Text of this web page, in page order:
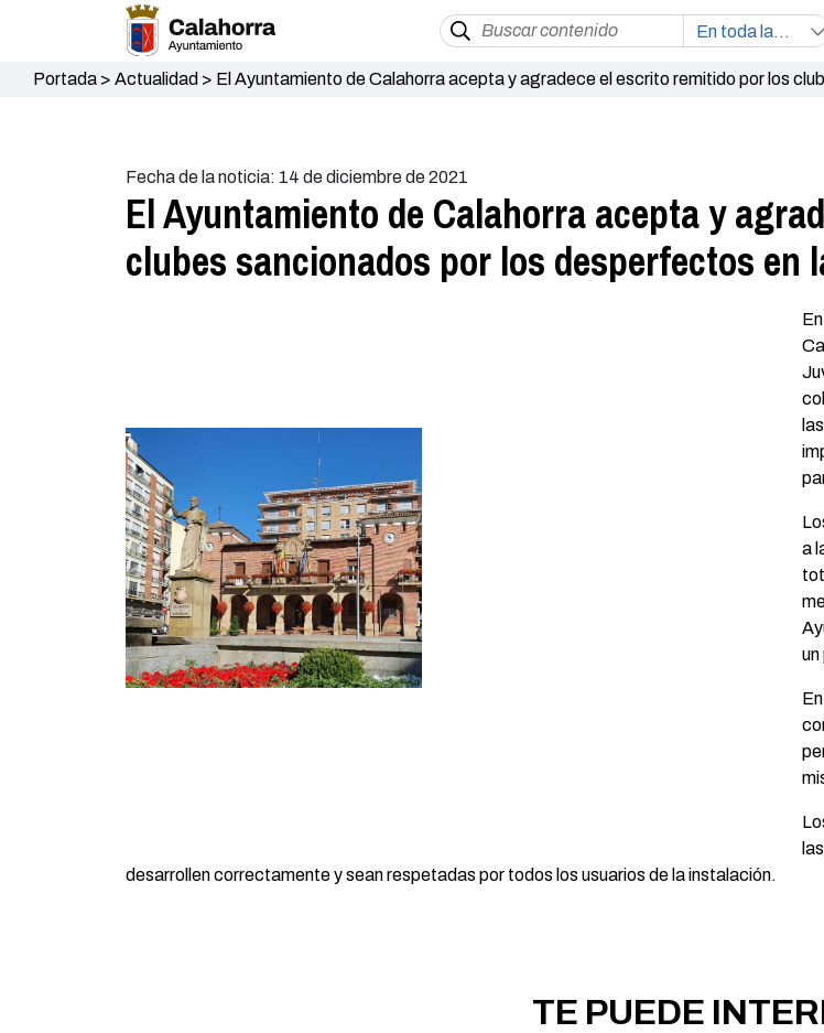
Portada> Actualidad > El Ayuntamiento de Calahorra acepta y agradece el escrito remitido por los
Fecha de la noticia: 14 de diciembre de 2021
El Ayuntamiento de Calahorra acepta y
clubes sancionados por los desperfectos en
a
un
desarrollen correctamente y sean respetadas por todos los usuarios de la instalación.
TE PUEDE